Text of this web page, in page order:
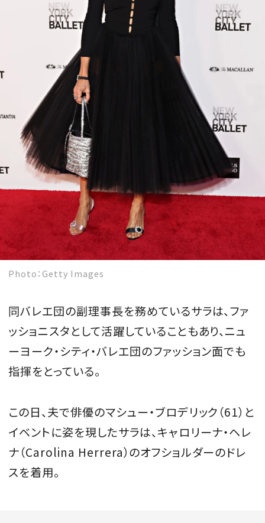
MAGAZINE
SPUR 2026 JULY
2026年9月号
2026-07-23発売
最新号を試し読み
Photo：Getty Images
同バレエ団の副理事長を務めているサラは、ファ
ッショニスタとして活躍していることもあり、ニュ
ーヨーク・シティ・バレエ団のファッション面でも
指揮をとっている。
この日、夫で俳優のマシュー・ブロデリック（61）と
イベントに姿を現したサラは、キャロリーナ・ヘレ
ナ（Carolina Herrera）のオフショルダーのドレ
スを着用。